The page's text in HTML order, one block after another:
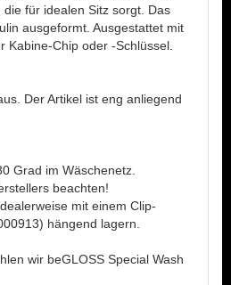
für idealen Sitz sorgt. Das
ausgeformt. Ausgestattet mit
Kabine-Chip oder -Schlüssel.
Der Artikel ist eng anliegend
Grad im Wäschenetz.
beachten!
mit einem Clip-
hängend lagern.
wir beGLOSS Special Wash